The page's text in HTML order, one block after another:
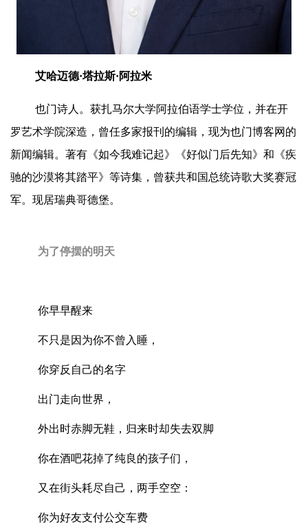
艾哈迈德·塔拉斯·阿拉米
也门诗人。获扎马尔大学阿拉伯语学士学位，并在开
罗艺术学院深造，曾任多家报刊的编辑，现为也门博客网的
新闻编辑。著有《如今我难记起》《好似门后先知》和《疾
驰的沙漠将其踏平》等诗集，曾获共和国总统诗歌大奖赛冠
军。现居瑞典哥德堡。
为了停摆的明天
你早早醒来
不只是因为你不曾入睡，
你穿反自己的名字
出门走向世界，
外出时赤脚无鞋，归来时却失去双脚
你在酒吧花掉了纯良的孩子们，
又在街头耗尽自己，两手空空：
你为好友支付公交车费